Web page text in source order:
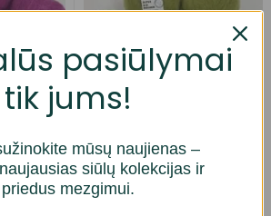
Gazzal YarnArt ir Stenli
rinkinukas
pasiūlymai
tik jums!
mūsų naujienas –
siūlų kolekcijas ir
priedus mezgimui.